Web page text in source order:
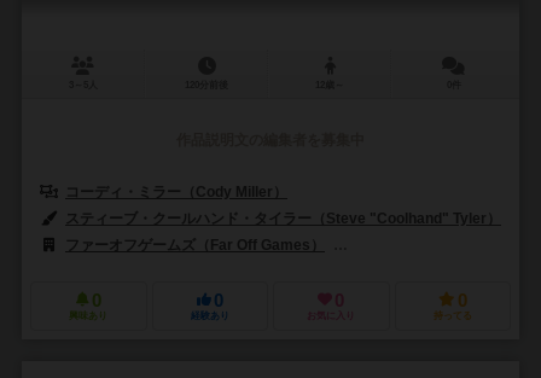
コーディ・ミラー（Cody Miller）
スティーブ・クールハンド・タイラー（Steve "Coolhand" Tyler）
ファーオフゲームズ（Far Off Games）
0
興味あり
0
経験あり
0
お気に入り
0
持ってる